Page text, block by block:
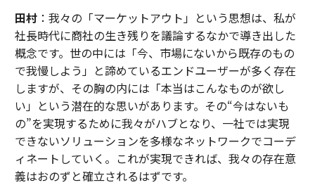
田村：我々の「マーケットアウト」という思想は、私が
社長時代に商社の生き残りを議論するなかで導き出した
概念です。世の中には「今、市場にないから既存のもの
で我慢しよう」と諦めているエンドユーザーが多く存在
しますが、その胸の内には「本当はこんなものが欲し
い」という潜在的な思いがあります。その“今はないも
の”を実現するために我々がハブとなり、一社では実現
できないソリューションを多様なネットワークでコーデ
ィネートしていく。これが実現できれば、我々の存在意
義はおのずと確立されるはずです。